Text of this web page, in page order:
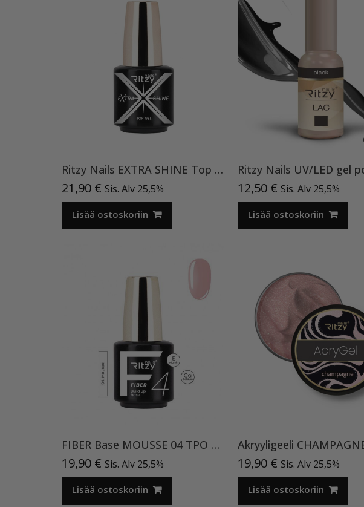
Ritzy Nails EXTRA SHINE Top Gel 15ml TPO vapaa
21,90 € Sis. Alv 25,5%
Lisää ostoskoriin
12,50 € Sis. Alv 25,5%
Lisää ostoskoriin
FIBER Base MOUSSE 04 TPO vapaa
19,90 € Sis. Alv 25,5%
Lisää ostoskoriin
19,90 € Sis. Alv 25,5%
Lisää ostoskoriin